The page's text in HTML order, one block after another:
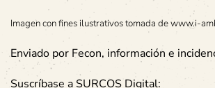
Imagen con fines ilustrativos tomada de www.i-
Enviado por Fecon, información e
Suscríbase a SURCOS Digital: